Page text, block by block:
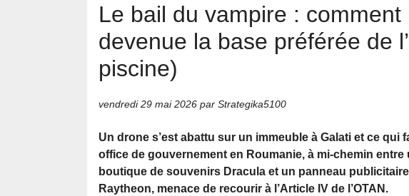
Le bail du vampire :
devenue la base préférée de
piscine)
vendredi 29 mai 2026 par Strategika5100
Un drone s’est abattu sur un immeuble à Galati et ce qui
office de gouvernement en Roumanie, à mi-chemin entre
boutique de souvenirs Dracula et un panneau publicitaire
Raytheon, menace de recourir à l’Article IV de l’OTAN.